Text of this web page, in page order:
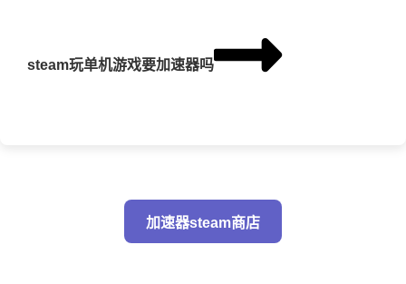
steam玩单机游戏要加速器吗
加速器steam商店